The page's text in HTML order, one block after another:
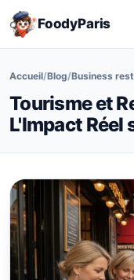
FoodyParis
Accueil/Blog/Business
Tourisme et
L'Impact Réel